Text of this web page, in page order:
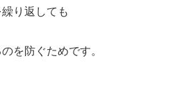
り返しても
を防ぐためです。